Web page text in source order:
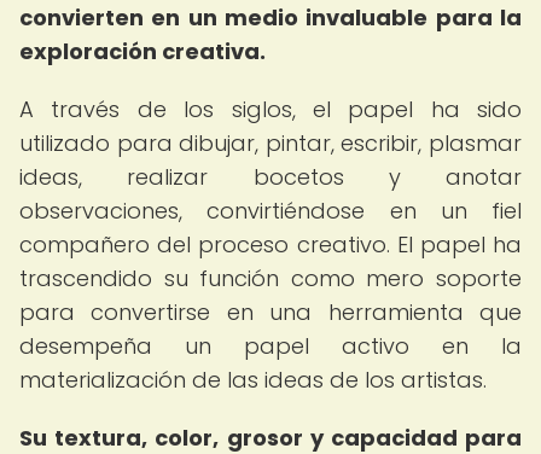
convierten en un medio invaluable para la
exploración creativa.
A través de los siglos, el papel ha sido
utilizado para dibujar, pintar, escribir, plasmar
ideas, realizar bocetos y anotar
observaciones, convirtiéndose en un fiel
compañero del proceso creativo. El papel ha
trascendido su función como mero soporte
para convertirse en una herramienta que
desempeña un papel activo en la
materialización de las ideas de los artistas.
Su textura, color, grosor y capacidad para